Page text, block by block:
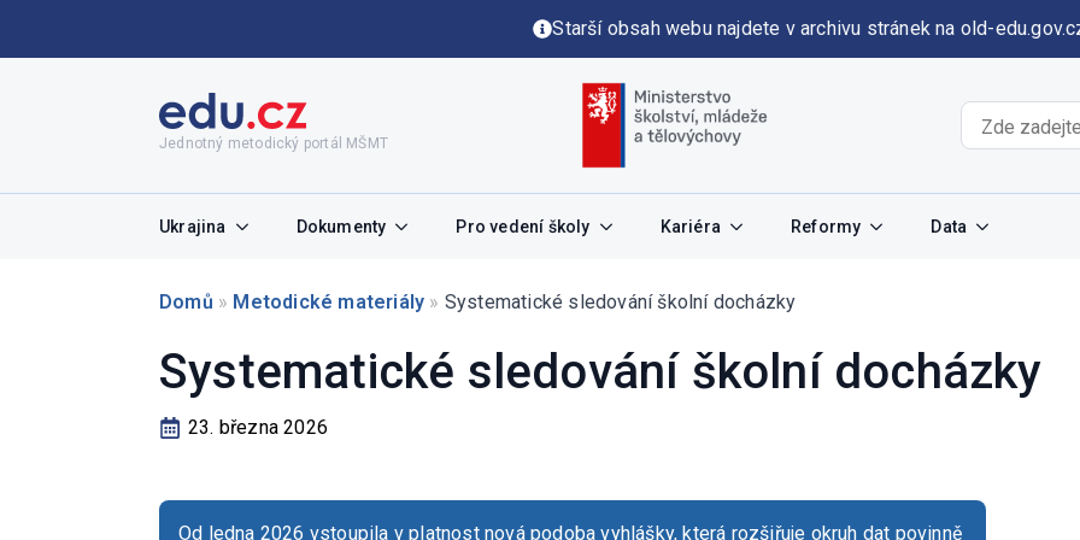
Starší obsah webu najdete v archivu stránek na old-
Jednotný metodický portál MŠMT
Ukrajina Dokumenty Pro vedení školy Kariéra Reformy Data
Domů » Metodické materiály » Systematické sledování školní docházky
Systematické sledování školní docházky
23. března 2026
Od ledna 2026 vstoupila v platnost nová podoba vyhlášky, která rozšiřuje okruh dat povinně